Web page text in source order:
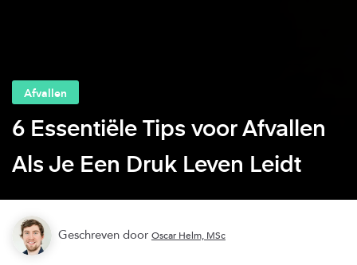
Afvallen
6 Essentiële Tips voor Afvallen
Als Je Een Druk Leven Leidt
Geschreven door Oscar Helm, MSc